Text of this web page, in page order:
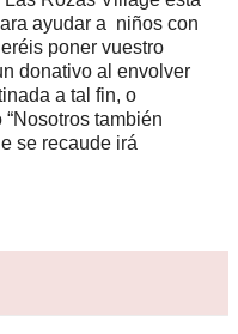
ayudar a niños con
poner vuestro
donativo al envolver
a tal fin, o
también
se recaude irá